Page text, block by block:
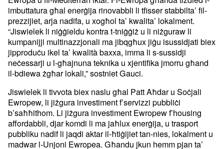
imbuttatura għal enerġija rinovabbli li tfisser stabbilta’ fil-
prezzijiet, arja nadifa, u xogħol ta’ kwalita’ lokalment.
“Jiswielek li niġġieldu kontra t-tniġġiż u li niżguraw li
kumpanijji multinazzjonali ma jibqgħux jiġu isussidjati biex
jipproduċu ikel ta’ kwalità baxxa, imma li s-sussidji
neċessarji u l-għajnuna teknika u xjentifika jmorru għand
il-bdiewa żgħar lokali,” sostniet Gauci.
Jiswielek li tivvota biex naslu għal Patt Aħdar u Soċjali
Ewropew, li jiżgura investiment f’servizzi pubbliċi
b’saħħithom. Li jiżgura investiment Ewropew f’housing
affordabbli, djar komdi li ma jaħlux enerġija, u trasport
pubbliku nadif li jaqdi aktar il-ħtiġijiet tan-nies, lokalment u
madwar l-Unjoni Ewropea. Għandu jkun hemm pjan ta’